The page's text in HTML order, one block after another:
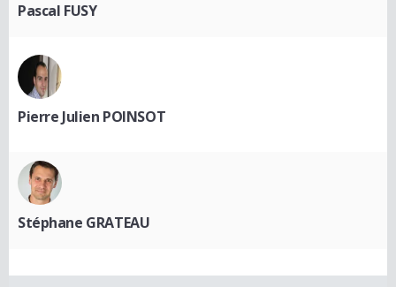
Pascal FUSY
Pierre Julien POINSOT
Stéphane GRATEAU